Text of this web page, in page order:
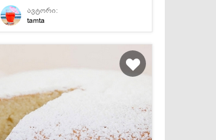
ავტორი:
tamta